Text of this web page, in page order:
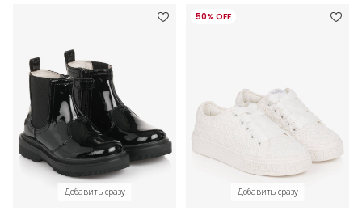
Добавить сразу
50% OFF
Добавить сразу